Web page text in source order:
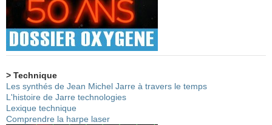
> Technique
Les synthés de Jean Michel Jarre à travers le temps
L'histoire de Jarre technologies
Lexique technique
Comprendre la harpe laser